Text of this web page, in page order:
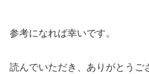
参考になれば幸いです。
読んでいただき、ありがとうご